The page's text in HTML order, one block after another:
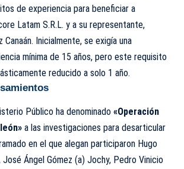
de experiencia para beneficiar a
Latam S.R.L. y a su representante,
Canaán. Inicialmente, se exigía una
mínima de 15 años, pero este requisito
reducido a solo 1 año.
Público ha denominado «Operación
a las investigaciones para desarticular
en el que alegan participaron Hugo
José Ángel Gómez (a) Jochy, Pedro Vinicio